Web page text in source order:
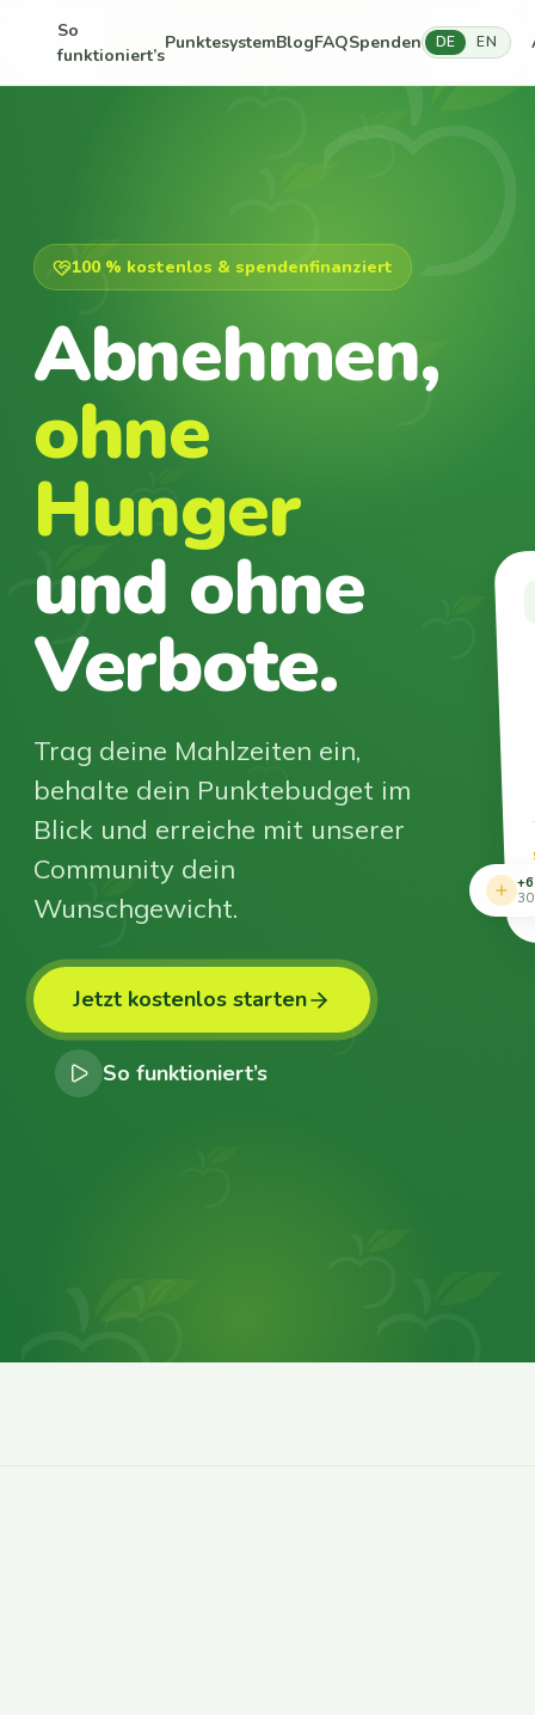
So
funktioniert’s
PunktesystemBlogFAQSpenden DE EN
100 % kostenlos & spendenfinanziert
Abnehmen,
ohne
Hunger
und ohne
Verbote.
Trag deine Mahlzeiten ein,
behalte dein Punktebudget im
Blick und erreiche mit unserer
Community dein
Wunschgewicht.
Jetzt kostenlos starten
So funktioniert’s